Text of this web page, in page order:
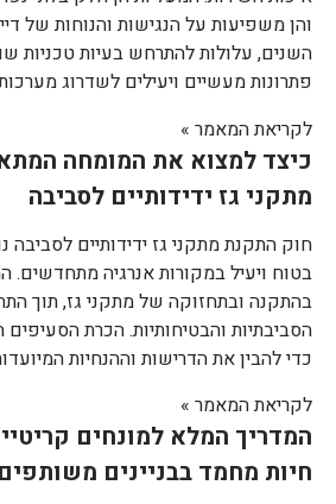
והן משפיעות על הנגישות והנוחות של
השנים, עלולות להתרחש בעיות טכניות
פתרונות מעשיים ויעילים לשדרוג
לקריאת המאמר »
כיצד למצוא את המומחה
מתקני גז ידידותיים לסביבה
חוק התקנת מתקני גז ידידותיים לסביבה
בטוח ויעיל במקורות אנרגיה
בהתקנה ובתחזוקה של מתקני גז, תוך
הסביבתיות והבטיחותיות. הכרת הסעיפים
כדי להבין את הדרישות וההנחיות
לקריאת המאמר »
המדריך המלא למונחים
חיות מחמד בבניינים משותפים